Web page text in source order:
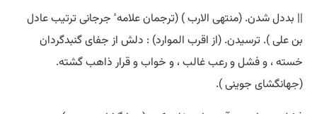
|| بددل شدن. (منتهی الارب ) (ترجمان علامه ٔ جرجانی ترتیب عادل
بن علی ). ترسیدن. (از اقرب الموارد) : دلش از جفای گنبدگردان
خسته ، و فشل و رعب غالب ، و خواب و قرار ذاهب گشته.
(جهانگشای جوینی ).